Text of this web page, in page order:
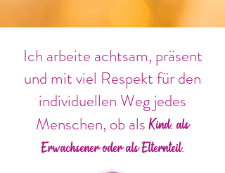
Ich arbeite achtsam, präsent
und mit viel Respekt für den
individuellen Weg jedes
Menschen, ob alsKind, als
Erwachsener oder als Elternteil.